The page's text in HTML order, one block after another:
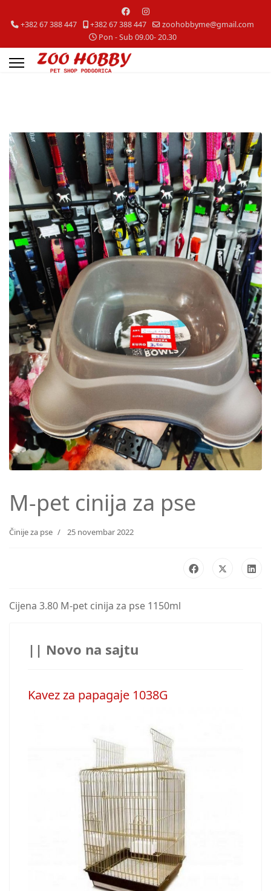
+382 67 388 447 +382 67 388 447
zoohobbyme@gmail.com
Pon - Sub 09.00- 20.30
M-pet cinija za pse
Činije za pse 25 novembar 2022
Cijena 3.80 M-pet cinija za pse 1150ml
|| Novo na sajtu
Kavez za papagaje 1038G